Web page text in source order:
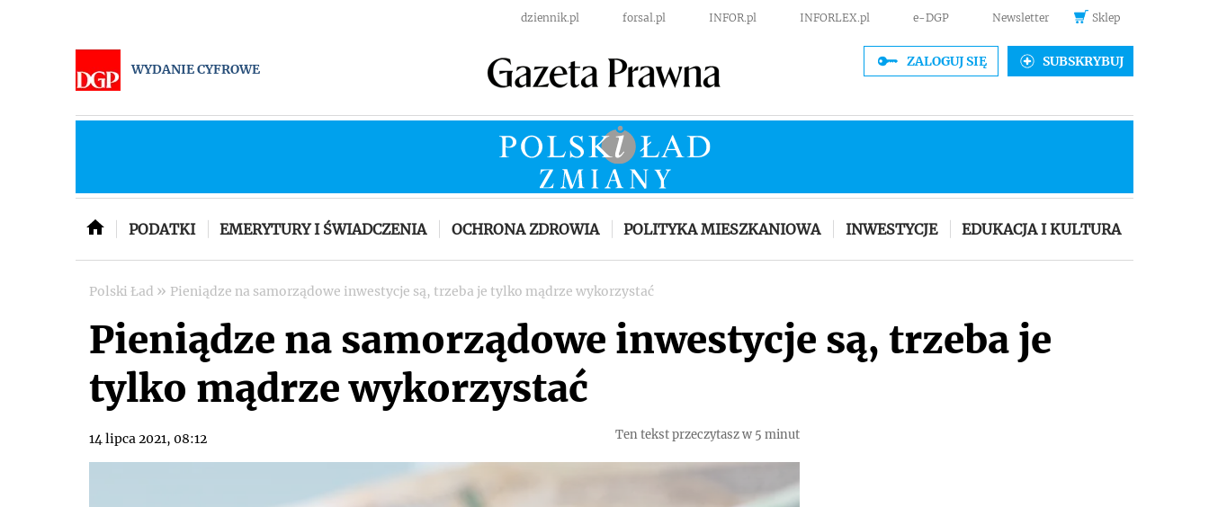
dziennik.pl forsal.pl INFOR.pl INFORLEX.pl e-DGP Newsletter Sklep
WYDANIE CYFROWE ZALOGUJ SIĘ SUBSKRYBUJ
PODATKI EMERYTURY I ŚWIADCZENIA OCHRONA ZDROWIA POLITYKA MIESZKANIOWA INWESTYCJE EDUKACJA I KULTURA
Polski Ład » Pieniądze na samorządowe inwestycje są, trzeba je tylko mądrze wykorzystać
Pieniądze na samorządowe inwestycje są, trzeba je
tylko mądrze wykorzystać
14 lipca 2021, 08:12 Ten tekst przeczytasz w 5 minut